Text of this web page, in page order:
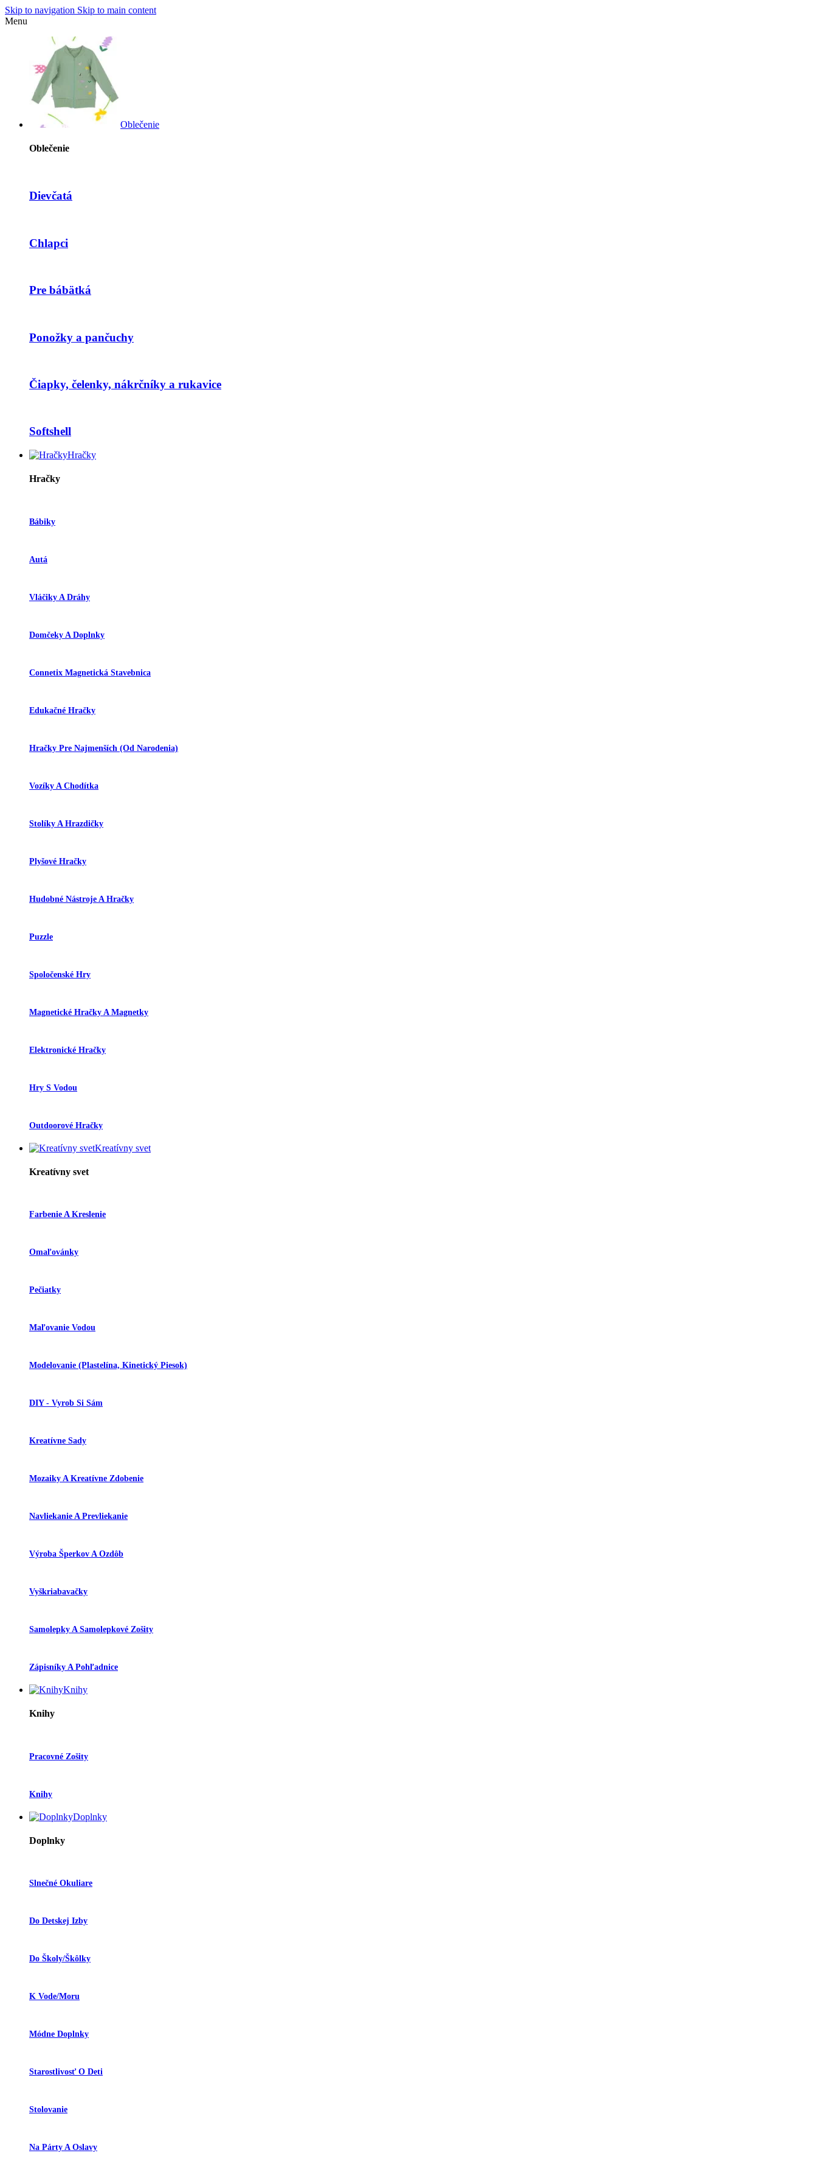
Skip to navigation Skip to main content
Menu
Oblečenie
Oblečenie
Dievčatá
Chlapci
Pre bábätká
Ponožky a pančuchy
Čiapky, čelenky, nákrčníky a rukavice
Softshell
Hračky
Hračky
Bábiky
Autá
Vláčiky A Dráhy
Domčeky A Doplnky
Connetix Magnetická Stavebnica
Edukačné Hračky
Hračky Pre Najmenších (od Narodenia)
Vozíky A Chodítka
Stolíky A Hrazdičky
Plyšové Hračky
Hudobné Nástroje A Hračky
Puzzle
Spoločenské Hry
Magnetické Hračky A Magnetky
Elektronické Hračky
Hry S Vodou
Outdoorové Hračky
Kreatívny svet
Kreatívny svet
Farbenie A Kreslenie
Omaľovánky
Pečiatky
Maľovanie Vodou
Modelovanie (plastelína, Kinetický Piesok)
DIY - Vyrob Si Sám
Kreatívne Sady
Mozaiky A Kreatívne Zdobenie
Navliekanie A Prevliekanie
Výroba Šperkov A Ozdôb
Vyškriabavačky
Samolepky A Samolepkové Zošity
Zápisníky A Pohľadnice
Knihy
Knihy
Pracovné Zošity
Knihy
Doplnky
Doplnky
Slnečné Okuliare
Do Detskej Izby
Do Školy/škôlky
K Vode/moru
Módne Doplnky
Starostlivosť O Deti
Stolovanie
Na Párty A Oslavy